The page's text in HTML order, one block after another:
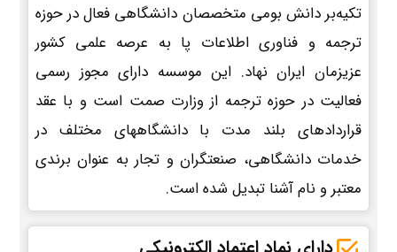
تکیه‌بر دانش بومی متخصصان دانشگاهی فعال در حوزه
ترجمه و فناوری اطلاعات پا به عرصه علمی کشور
عزیزمان ایران نهاد. این موسسه دارای مجوز رسمی
فعالیت در حوزه ترجمه از وزارت صمت است و با عقد
قراردادهای بلند مدت با دانشگاههای مختلف در
خدمات دانشگاهی، صنعتگران و تجار به عنوان برندی
معتبر و نام آشنا تبدیل شده است.